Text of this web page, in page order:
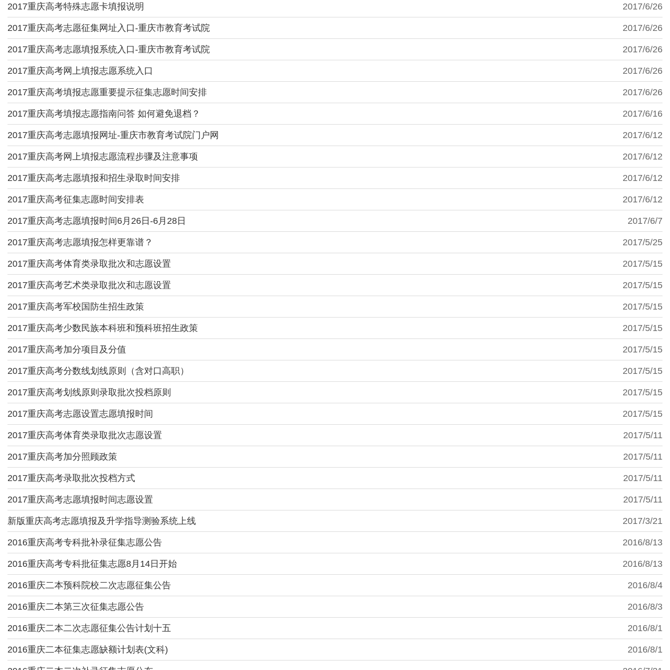
2017/6/26
2017重庆高考特殊志愿卡填报说明
2017/6/26
2017重庆高考志愿征集网址入口-重庆市教育考试院
2017/6/26
2017重庆高考志愿填报系统入口-重庆市教育考试院
2017/6/26
2017重庆高考网上填报志愿系统入口
2017/6/26
2017重庆高考填报志愿重要提示征集志愿时间安排
2017/6/16
2017重庆高考填报志愿指南问答 如何避免退档？
2017/6/12
2017重庆高考志愿填报网址-重庆市教育考试院门户网
2017/6/12
2017重庆高考网上填报志愿流程步骤及注意事项
2017/6/12
2017重庆高考志愿填报和招生录取时间安排
2017/6/12
2017重庆高考征集志愿时间安排表
2017/6/7
2017重庆高考志愿填报时间6月26日-6月28日
2017/5/25
2017重庆高考志愿填报怎样更靠谱？
2017/5/15
2017重庆高考体育类录取批次和志愿设置
2017/5/15
2017重庆高考艺术类录取批次和志愿设置
2017/5/15
2017重庆高考军校国防生招生政策
2017/5/15
2017重庆高考少数民族本科班和预科班招生政策
2017/5/15
2017重庆高考加分项目及分值
2017/5/15
2017重庆高考分数线划线原则（含对口高职）
2017/5/15
2017重庆高考划线原则录取批次投档原则
2017/5/15
2017重庆高考志愿设置志愿填报时间
2017/5/11
2017重庆高考体育类录取批次志愿设置
2017/5/11
2017重庆高考加分照顾政策
2017/5/11
2017重庆高考录取批次投档方式
2017/5/11
2017重庆高考志愿填报时间志愿设置
2017/3/21
新版重庆高考志愿填报及升学指导测验系统上线
2016/8/13
2016重庆高考专科批补录征集志愿公告
2016/8/13
2016重庆高考专科批征集志愿8月14日开始
2016/8/4
2016重庆二本预科院校二次志愿征集公告
2016/8/3
2016重庆二本第三次征集志愿公告
2016/8/1
2016重庆二本二次志愿征集公告计划十五
2016/8/1
2016重庆二本征集志愿缺额计划表(文科)